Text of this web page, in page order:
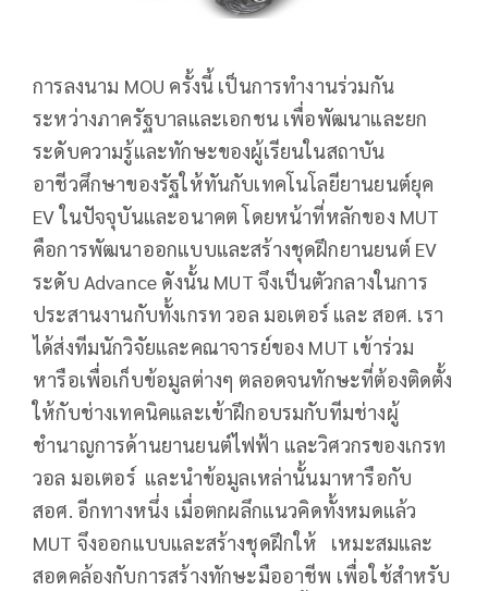
การลงนาม MOU ครั้งนี้ เป็นการทำงานร่วมกัน
ระหว่างภาครัฐบาลและเอกชน เพื่อพัฒนาและยก
ระดับความรู้และทักษะของผู้เรียนในสถาบัน
อาชีวศึกษาของรัฐให้ทันกับเทคโนโลยียานยนต์ยุค
EV ในปัจจุบันและอนาคต โดยหน้าที่หลักของ MUT
คือการพัฒนาออกแบบและสร้างชุดฝึกยานยนต์ EV
ระดับ Advance ดังนั้น MUT จึงเป็นตัวกลางในการ
ประสานงานกับทั้งเกรท วอล มอเตอร์ และ สอศ. เรา
ได้ส่งทีมนักวิจัยและคณาจารย์ของ MUT เข้าร่วม
หารือเพื่อเก็บข้อมูลต่างๆ ตลอดจนทักษะที่ต้องติดตั้ง
ให้กับช่างเทคนิคและเข้าฝึกอบรมกับทีมช่างผู้
ชำนาญการด้านยานยนต์ไฟฟ้า และวิศวกรของเกรท
วอล มอเตอร์ และนำข้อมูลเหล่านั้นมาหารือกับ
สอศ. อีกทางหนึ่ง เมื่อตกผลึกแนวคิดทั้งหมดแล้ว
MUT จึงออกแบบและสร้างชุดฝึกให้ เหมะสมและ
สอดคล้องกับการสร้างทักษะมืออาชีพ เพื่อใช้สำหรับ